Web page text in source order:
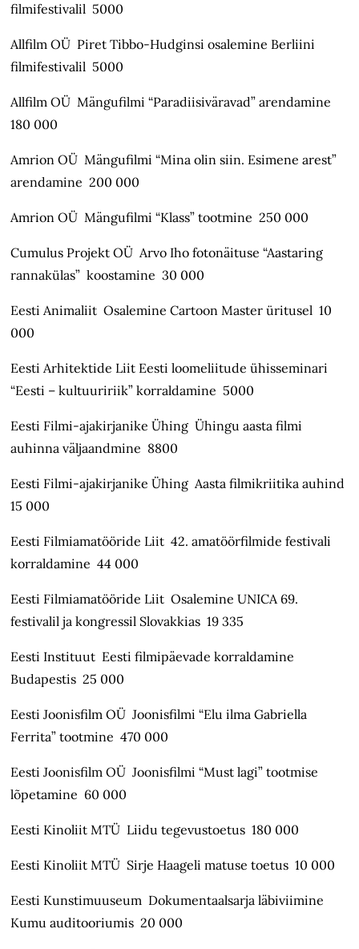
filmifestivalil 5000
Allfilm OÜ Piret Tibbo-Hudginsi osalemine Berliini
filmifestivalil 5000
Allfilm OÜ Mängufilmi “Paradiisiväravad” arendamine
180 000
Amrion OÜ Mängufilmi “Mina olin siin. Esimene arest”
arendamine 200 000
Amrion OÜ Mängufilmi “Klass” tootmine 250 000
Cumulus Projekt OÜ Arvo Iho fotonäituse “Aastaring
rannakülas” koostamine 30 000
Eesti Animaliit Osalemine Cartoon Master üritusel 10
000
Eesti Arhitektide Liit Eesti loomeliitude ühisseminari
“Eesti – kultuuririik” korraldamine 5000
Eesti Filmi-ajakirjanike Ühing Ühingu aasta filmi
auhinna väljaandmine 8800
Eesti Filmi-ajakirjanike Ühing Aasta filmikriitika auhind
15 000
Eesti Filmiamatööride Liit 42. amatöörfilmide festivali
korraldamine 44 000
Eesti Filmiamatööride Liit Osalemine UNICA 69.
festivalil ja kongressil Slovakkias 19 335
Eesti Instituut Eesti filmipäevade korraldamine
Budapestis 25 000
Eesti Joonisfilm OÜ Joonisfilmi “Elu ilma Gabriella
Ferrita” tootmine 470 000
Eesti Joonisfilm OÜ Joonisfilmi “Must lagi” tootmise
lõpetamine 60 000
Eesti Kinoliit MTÜ Liidu tegevustoetus 180 000
Eesti Kinoliit MTÜ Sirje Haageli matuse toetus 10 000
Eesti Kunstimuuseum Dokumentaalsarja läbiviimine
Kumu auditooriumis 20 000